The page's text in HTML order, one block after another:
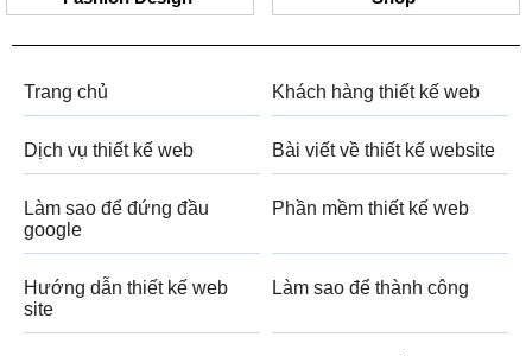
Trang chủ Khách hàng thiết kế web
Dịch vụ thiết kế web Bài viết về thiết kế website
Làm sao để đứng đầu
google
Phần mềm thiết kế web
Hướng dẫn thiết kế web
site
Làm sao để thành công